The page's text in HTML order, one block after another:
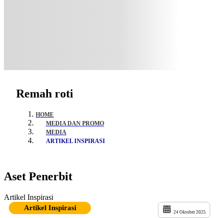
Remah roti
HOME
MEDIA DAN PROMO
MEDIA
ARTIKEL INSPIRASI
Aset Penerbit
Artikel Inspirasi
Artikel Inspirasi
24 Oktober 2025